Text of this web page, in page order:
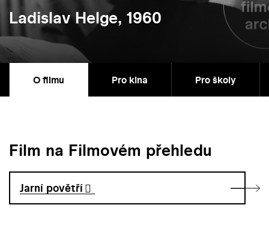
Ladislav Helge, 1960
O filmu Pro kina Pro školy
Film na Filmovém přehledu
Jarní povětří